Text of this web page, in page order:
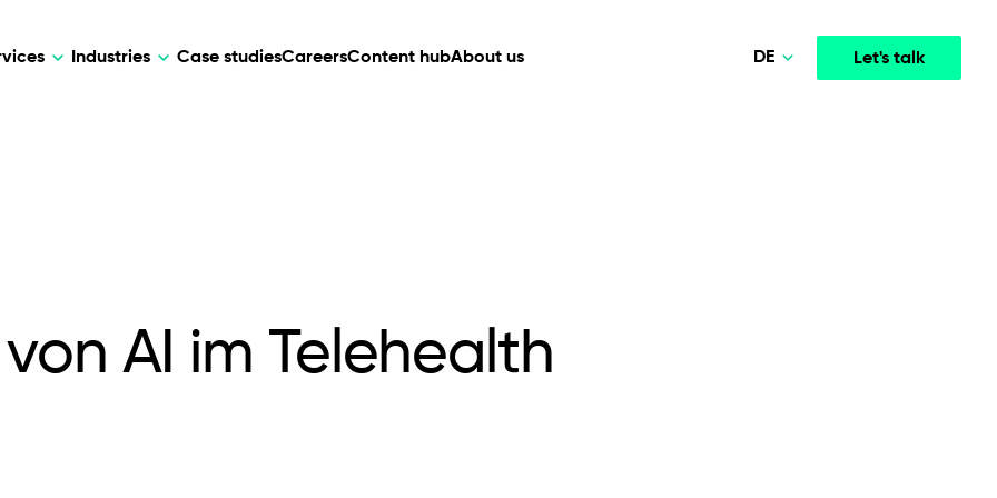
Industries Case studiesCareersContent hubAbout us Let's talk
DE
AI im Telehealth